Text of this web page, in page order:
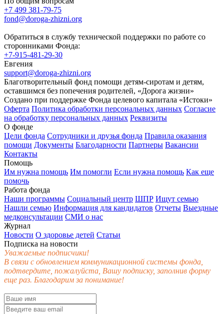
+7 499 381-79-75
fond@doroga-zhizni.org
Обратиться в службу технической поддержки по работе со
сторонниками Фонда:
+7-915-481-29-30
Евгения
support@doroga-zhizni.org
Благотворительный фонд помощи детям-сиротам и детям,
оставшимся без попечения родителей, «Дорога жизни»
Создано при поддержке Фонда целевого капитала «Истоки»
Оферта Политика обработки персональных данных Согласие
на обработку персональных данных Реквизиты
О фонде
Цели фонда Сотрудники и друзья фонда Правила оказания
помощи Документы Благодарности Партнеры Вакансии
Контакты
Помощь
Им нужна помощь Им помогли Если нужна помощь Как еще
помочь
Работа фонда
Наши программы Социальный центр ШПР Ищут семью
Нашли семью Информация для кандидатов Отчеты Выездные
медконсультации СМИ о нас
Журнал
Новости О здоровье детей Статьи
Подписка на новости
Уважаемые подписчики!
В связи с обновлением коммуникационной системы фонда,
подтвердите, пожалуйста, Вашу подписку, заполнив форму
еще раз. Благодарим за понимание!